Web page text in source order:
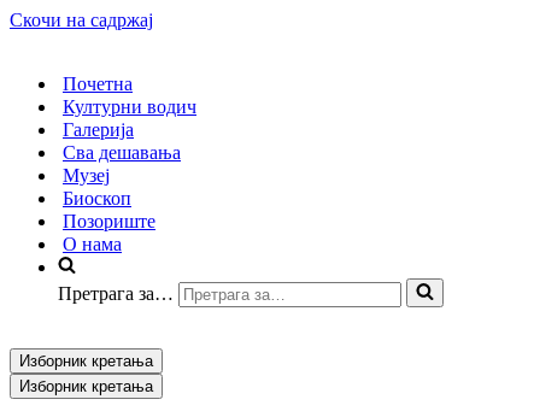
Скочи на садржај
Почетна
Културни водич
Галерија
Сва дешавања
Музеј
Биоскоп
Позориште
О нама
Претрага за…
Изборник кретања
Изборник кретања